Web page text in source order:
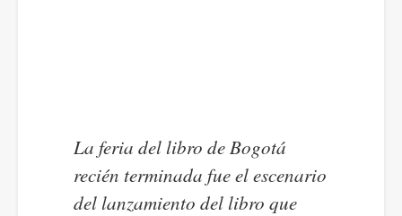
La feria del libro de Bogotá
recién terminada fue el escenario
del lanzamiento del libro que